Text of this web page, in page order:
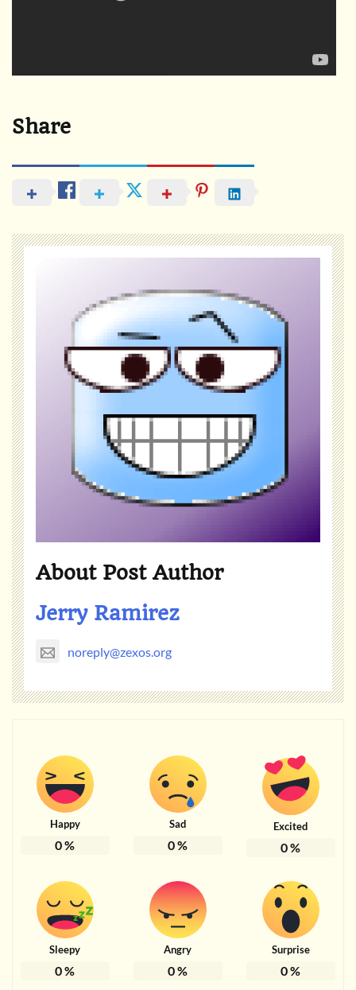
Share
About Post Author
Jerry Ramirez
noreply@zexos.org
Happy
0%
Sad
0%
Excited
0%
Sleepy
0%
Angry
0%
Surprise
0%